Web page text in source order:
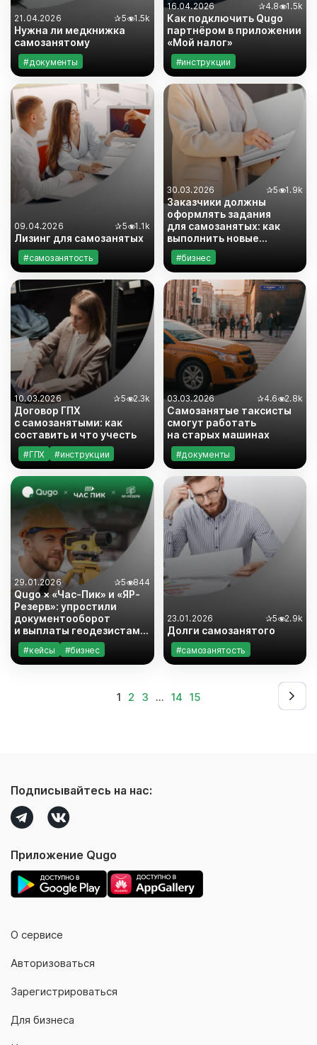
21.04.2026 ✰5 1.5k
Нужна ли медкнижка
самозанятому
#документы
#законодательство
#самозанятость
16.04.2026 ✰4.8 1.5k
Как подключить Qugo
партнёром в приложении
«Мой налог»
#инструкции
#самозанятость
09.04.2026 ✰5 1.1k
Лизинг для самозанятых
#самозанятость
#инструкции
#бизнес
30.03.2026 ✰5 1.9k
Заказчики должны
оформлять задания
для самозанятых: как
выполнить новые
требования ФНС
#бизнес
#законодательство
#самозанятость
10.03.2026 ✰5 2.3k
Договор ГПХ
с самозанятыми: как
составить и что учесть
#ГПХ
#инструкции
#документы
03.03.2026 ✰4.6 2.8k
Самозанятые таксисты
смогут работать
на старых машинах
#документы
#законодательство
#инструкции
#самозанятость
29.01.2026 ✰5 844
Qugo × «Час-Пик» и «ЯР-
Резерв»: упростили
документооборот
и выплаты геодезистам
и строителям
#кейсы
#бизнес
#самозанятость
23.01.2026 ✰5 2.9k
Долги самозанятого
#самозанятость
#инструкции
#риски
1 2 3 … 14 15
О сервисе
Авторизоваться
Зарегистрироваться
Для бизнеса
Приложение Qugo
Подписывайтесь на нас: